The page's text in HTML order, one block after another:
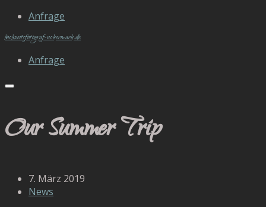
Anfrage
hochzeitsfotograf-uckermark.de
Anfrage
Our Summer Trip
7. März 2019
News